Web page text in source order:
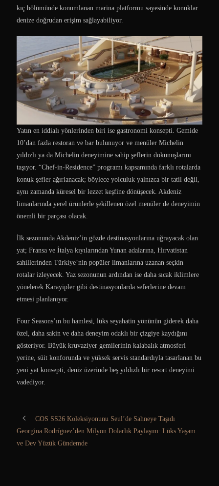
kıç bölümünde konumlanan marina platformu sayesinde konuklar
denize doğrudan erişim sağlayabiliyor.
Yatın en iddialı yönlerinden biri ise gastronomi konsepti. Gemide
10’dan fazla restoran ve bar bulunuyor ve menüler Michelin
yıldızlı ya da Michelin deneyimine sahip şeflerin dokunuşlarını
taşıyor. “Chef-in-Residence” programı kapsamında farklı rotalarda
konuk şefler ağırlanacak; böylece yolculuk yalnızca bir tatil değil,
aynı zamanda küresel bir lezzet keşfine dönüşecek. Akdeniz
limanlarında yerel ürünlerle şekillenen özel menüler de deneyimin
önemli bir parçası olacak.
İlk sezonunda Akdeniz’in gözde destinasyonlarına uğrayacak olan
yat; Fransa ve İtalya kıyılarından Yunan adalarına, Hırvatistan
sahillerinden Türkiye’nin popüler limanlarına uzanan seçkin
rotalar izleyecek. Yaz sezonunun ardından ise daha sıcak iklimlere
yönelerek Karayipler gibi destinasyonlarda seferlerine devam
etmesi planlanıyor.
Four Seasons’ın bu hamlesi, lüks seyahatin yönünün giderek daha
özel, daha sakin ve daha deneyim odaklı bir çizgiye kaydığını
gösteriyor. Büyük kruvaziyer gemilerinin kalabalık atmosferi
yerine, süit konforunda ve yüksek servis standardıyla tasarlanan bu
yeni yat konsepti, deniz üzerinde beş yıldızlı bir resort deneyimi
vadediyor.
COS SS26 Koleksiyonunu Seul’de Sahneye Taşıdı
Georgina Rodríguez’den Milyon Dolarlık Paylaşım: Lüks Yaşam
ve Dev Yüzük Gündemde